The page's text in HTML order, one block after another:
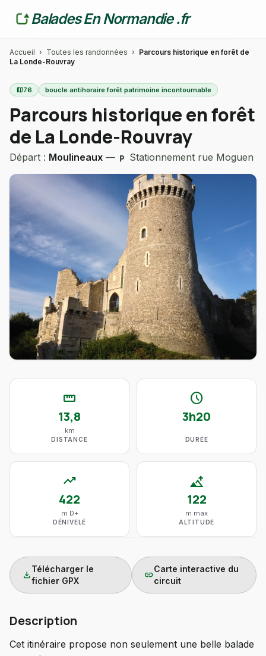
Balades En Normandie .fr
Accueil › Toutes les randonnées › Parcours historique en forêt de
La Londe-Rouvray
map76 boucle antihoraire forêt patrimoine incontournable
Parcours historique en forêt
de La Londe-Rouvray
Départ : Moulineaux — local_parking Stationnement rue Moguen
straighten
13,8
km
DISTANCE
schedule
3h20
DURÉE
trending_up
422
m D+
DÉNIVELÉ
altitude
122
m max
ALTITUDE
download
Télécharger le
fichier GPX
link
Carte interactive du
circuit
Description
Cet itinéraire propose non seulement une belle balade